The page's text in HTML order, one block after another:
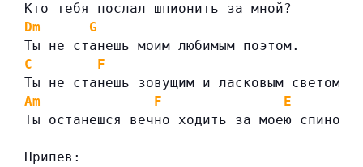
Кто тебя послал шпионить за мной?
Dm
G
Ты не станешь моим любимым поэтом.
C
F
Ты не станешь зовущим и ласковым светом.
Am
F
E
Ты останешся вечно ходить за моею спиной.
Припев: